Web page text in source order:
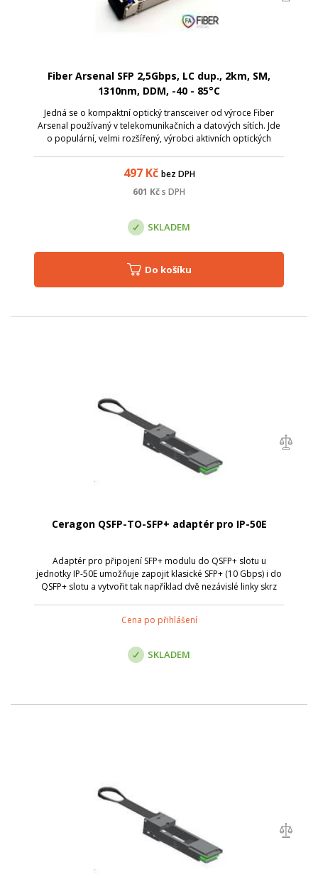
Fiber Arsenal SFP 2,5Gbps, LC dup., 2km, SM,
1310nm, DDM, -40 - 85°C
Jedná se o kompaktní optický transceiver od výroce Fiber
Arsenal používaný v telekomunikačních a datových sítích. Jde
o populární, velmi rozšířený, výrobci aktivních optických
497Kč bez DPH
601 Kčs DPH
SKLADEM
Do košíku
Ceragon QSFP-TO-SFP+ adaptér pro IP-50E
Adaptér pro připojení SFP+ modulu do QSFP+ slotu u
jednotky IP-50E umožňuje zapojit klasické SFP+ (10 Gbps) i do
QSFP+ slotu a vytvořit tak například dvě nezávislé linky skrz
Cena po přihlášení
SKLADEM